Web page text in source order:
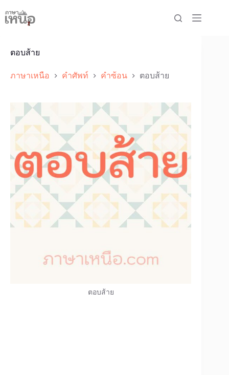
to
content
ตอบส้าย
ภาษาเหนือ คำศัพท์ คำซ้อน ตอบส้าย
ตอบส้าย